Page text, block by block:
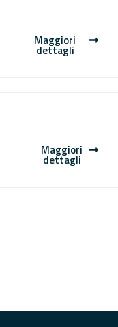
Maggiori
dettagli
Maggiori
dettagli